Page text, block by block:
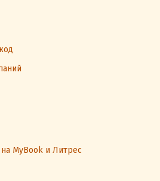
MyBook и Литрес